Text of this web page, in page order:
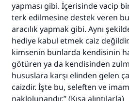
yapması gibi. İçerisinde vacip
terk edilmesine destek veren
aracılık yapmak gibi. Aynı
hediye kabul etmek caiz
kimsenin bunlarda kendisinin
götüren ya da kendisinden
hususlara karşı elinden gelen
caizdir. İşte bu, seleften ve
naklolunandır.” (Kısa alıntılarla)